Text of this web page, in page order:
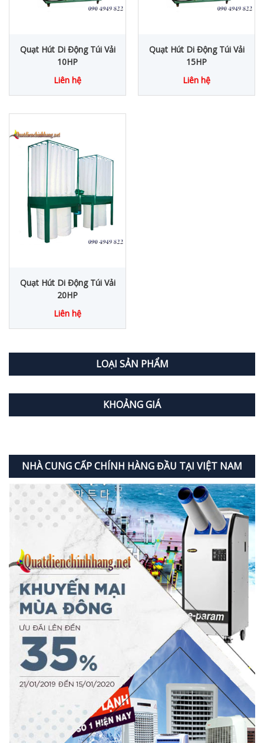
Quạt Hút Di Động Túi Vải
10HP
Liên hệ
Quạt Hút Di Động Túi Vải
15HP
Liên hệ
Quạt Hút Di Động Túi Vải
20HP
Liên hệ
LOẠI SẢN PHẨM
KHOẢNG GIÁ
NHÀ CUNG CẤP CHÍNH HÀNG ĐẦU TẠI VIỆT NAM